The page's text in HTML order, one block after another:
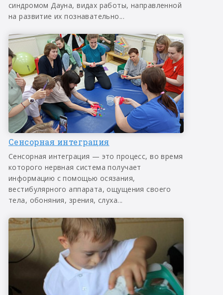
синдромом Дауна, видах работы, направленной
на развитие их познавательно...
Сенсорная интеграция
Сенсорная интеграция — это процесс, во время
которого нервная система получает
информацию с помощью осязания,
вестибулярного аппарата, ощущения своего
тела, обоняния, зрения, слуха...